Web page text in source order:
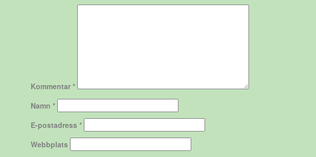
Kommentar *
Namn *
E-postadress *
Webbplats